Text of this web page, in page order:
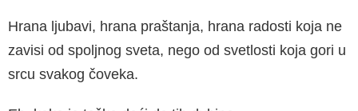
Hrana ljubavi, hrana praštanja, hrana radosti koja ne
zavisi od spoljnog sveta, nego od svetlosti koja gori u
srcu svakog čoveka.